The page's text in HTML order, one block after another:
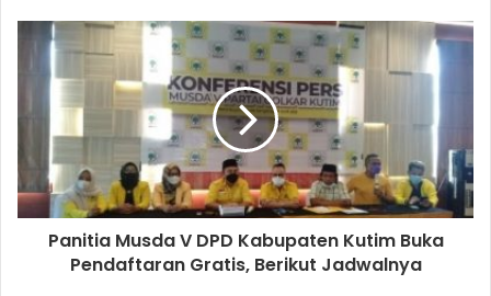
Panitia Musda V DPD Kabupaten Kutim Buka
Pendaftaran Gratis, Berikut Jadwalnya